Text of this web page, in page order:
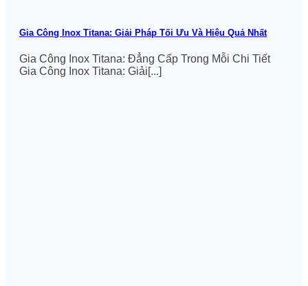
Gia Công Inox Titana: Giải Pháp Tối Ưu Và Hiệu Quả Nhất
Gia Công Inox Titana: Đẳng Cấp Trong Mỗi Chi Tiết
Gia Công Inox Titana: Giải[...]